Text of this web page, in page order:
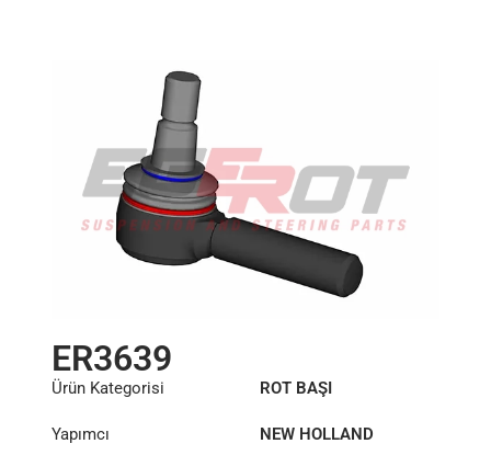
ER3639
Ürün Kategorisi ROT BAŞI
Yapımcı NEW HOLLAND